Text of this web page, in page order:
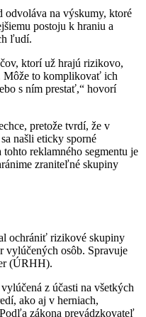
odvoláva na výskumy, ktoré
postoju k hraniu a
ľudí.
ktorí už hrajú rizikovo,
Môže to komplikovať ich
s ním prestať,“ hovorí
pretože tvrdí, že v
našli eticky sporné
reklamného segmentu je
zraniteľné skupiny
ochrániť rizikové skupiny
vylúčených osôb. Spravuje
(ÚRHH).
z účasti na všetkých
ako aj v herniach,
zákona prevádzkovateľ